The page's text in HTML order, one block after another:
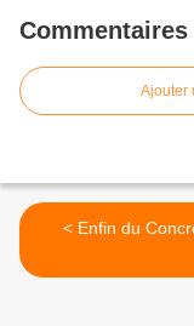
Commentaires
Ajouter
< Enfin du